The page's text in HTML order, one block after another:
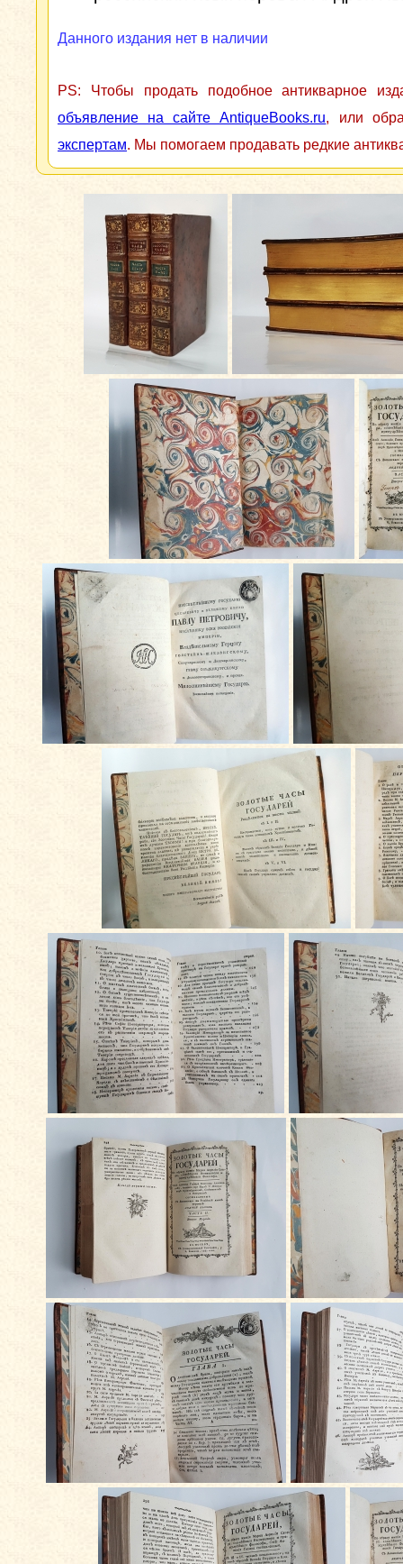
Данного издания нет в наличии
PS: Чтобы продать подобное антикварное
объявление на сайте AntiqueBooks.ru, или
экспертам. Мы помогаем продавать редкие